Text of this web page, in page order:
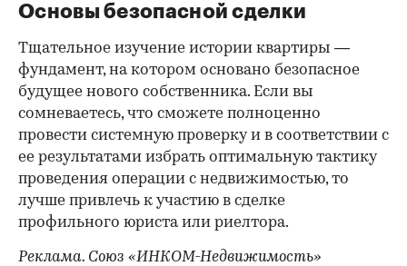
Основы безопасной сделки
Тщательное изучение истории квартиры —
фундамент, на котором основано безопасное
будущее нового собственника. Если вы
сомневаетесь, что сможете полноценно
провести системную проверку и в соответствии с
ее результатами избрать оптимальную тактику
проведения операции с недвижимостью, то
лучше привлечь к участию в сделке
профильного юриста или риелтора.
Реклама. Союз «ИНКОМ-Недвижимость»